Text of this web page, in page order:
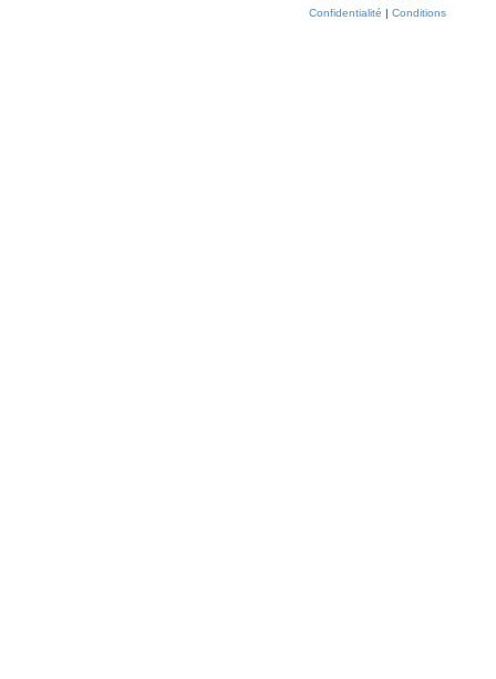
Confidentialité | Conditions